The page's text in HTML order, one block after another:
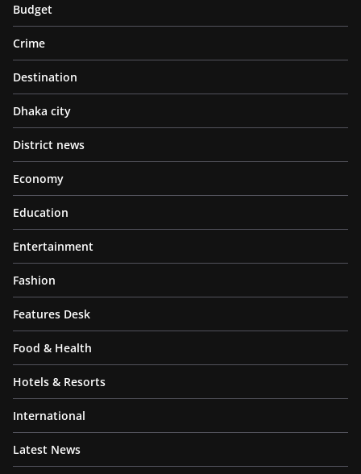
Budget
Crime
Destination
Dhaka city
District news
Economy
Education
Entertainment
Fashion
Features Desk
Food & Health
Hotels & Resorts
International
Latest News